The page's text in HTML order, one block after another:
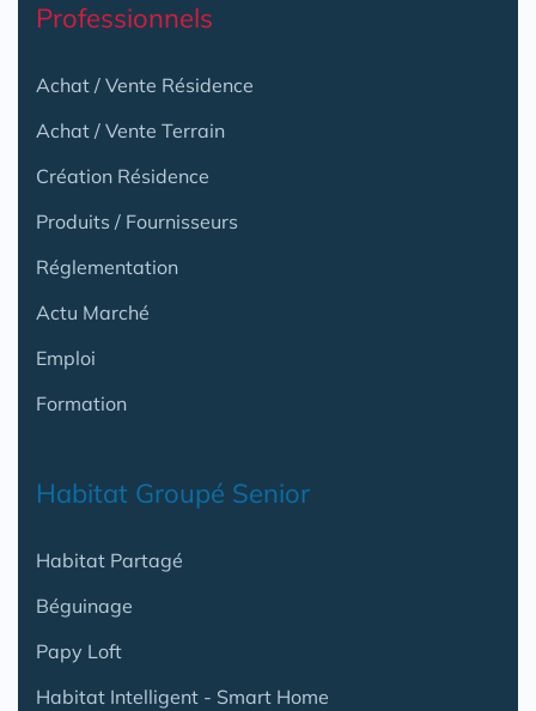
Professionnels
Achat / Vente Résidence
Achat / Vente Terrain
Création Résidence
Produits / Fournisseurs
Réglementation
Actu Marché
Emploi
Formation
Habitat Groupé Senior
Habitat Partagé
Béguinage
Papy Loft
Habitat Intelligent - Smart Home